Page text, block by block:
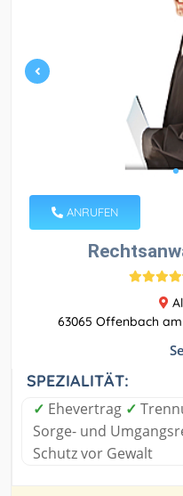
ANRUFEN
63065 Offenbach
SPEZIALITÄT:
✓ Ehevertrag ✓
Sorge- und
Schutz vor Gewalt